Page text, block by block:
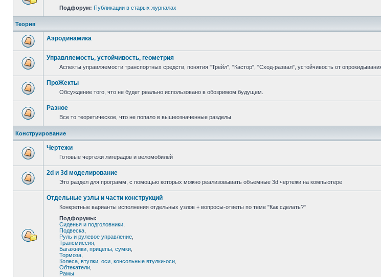
Подфорум: Публикации в старых журналах
Теория
Аэродинамика
Управляемость, устойчивость, геометрия
Аспекты управляемости транспортных средств, понятия "Трейл", "Кастор", "Сход-развал", устойчивость от
ПроЖекты
Обсуждение того, что не будет реально использовано в обозримом будущем.
Разное
Все то теоретическое, что не попало в вышеозначенные разделы
Конструирование
Чертежи
Готовые чертежи лигерадов и веломобилей
2d и 3d моделирование
Это раздел для программ, с помощью которых можно реализовывать объемные 3d чертежи на компьютере
Отдельные узлы и части конструкций
Конкретные варианты исполнения отдельных узлов + вопросы-ответы по теме "Как сделать?"
Подфорумы:
Сиденья и подголовники
Подвеска
Руль и рулевое управление
Трансмиссия
Багажники, прицепы, сумки
Тормоза
Колеса, втулки, оси, консольные втулки-оси
Обтекатели
Рамы